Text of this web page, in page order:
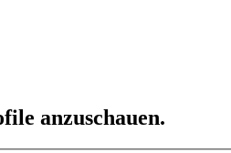
anzuschauen.